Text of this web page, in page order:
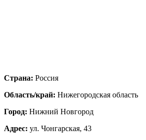
Страна: Россия
Область/край: Нижегородская область
Город: Нижний Новгород
Адрес: ул. Чонгарская, 43